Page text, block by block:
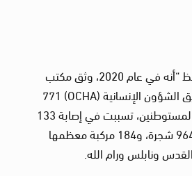
وتابع الخبراء إنه تلاحظ “أنه في عام 2020، وثق مكتب
الأمم المتحدة لتنسيق الشؤون الإنسانية (OCHA) 771
حادثة عنف من قبل المستوطنين، تسببت في إصابة 133
فلسطينيًا، وتدمير 9646 شجرة، و184 مركبة معظمها
ونابلس ورام الله.